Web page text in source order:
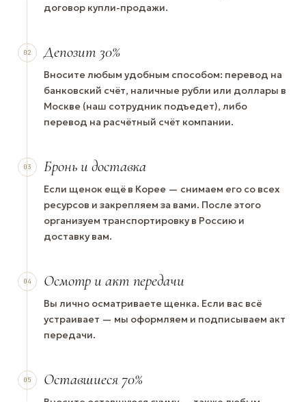
договор купли-продажи.
02 Депозит 30%
Вносите любым удобным способом: перевод на
банковский счёт, наличные рубли или доллары в
Москве (наш сотрудник подъедет), либо
перевод на расчётный счёт компании.
03 Бронь и доставка
Если щенок ещё в Корее — снимаем его со всех
ресурсов и закрепляем за вами. После этого
организуем транспортировку в Россию и
доставку вам.
04 Осмотр и акт передачи
Вы лично осматриваете щенка. Если вас всё
устраивает — мы оформляем и подписываем акт
передачи.
05 Оставшиеся 70%